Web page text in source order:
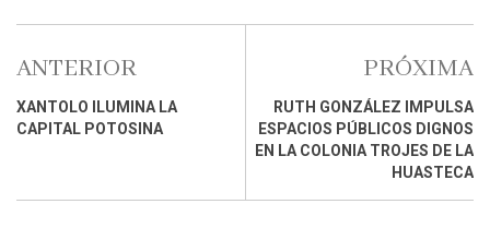
ANTERIOR
XANTOLO ILUMINA LA
CAPITAL POTOSINA
PRÓXIMA
RUTH GONZÁLEZ IMPULSA
ESPACIOS PÚBLICOS DIGNOS
EN LA COLONIA TROJES DE LA
HUASTECA